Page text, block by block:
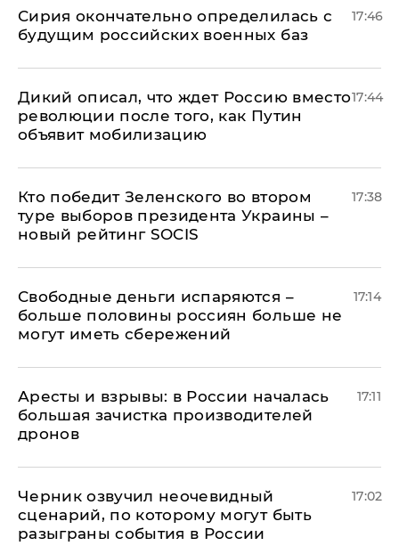
Сирия окончательно определилась с
будущим российских военных баз
17:46
Дикий описал, что ждет Россию вместо
революции после того, как Путин
объявит мобилизацию
17:44
Кто победит Зеленского во втором
туре выборов президента Украины –
новый рейтинг SOCIS
17:38
Свободные деньги испаряются –
больше половины россиян больше не
могут иметь сбережений
17:14
Аресты и взрывы: в России началась
большая зачистка производителей
дронов
17:11
Черник озвучил неочевидный
сценарий, по которому могут быть
разыграны события в России
17:02